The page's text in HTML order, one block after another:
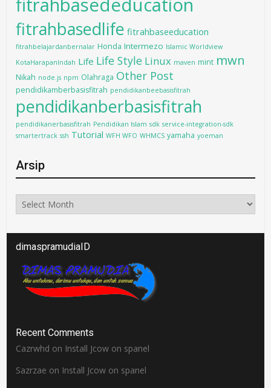
fitrahbasedlife fitrahbaseeducation
fitrahbelajardanbernalar Honda Intermezo Islamic Worldview
KotaHarapanIndah Life Life Style Linux maven mint mwn
Nikah node.js npm Olahraga Other Post
pendidikamberbasisfitrah pendidikanbeebasisfitrah
pendidikanberbasisfitrah
pendidikanerbasisfitrah Pendidikan Islam sdk service-integration-sdk
smartertrack ssh Tutorial WFH WFO WHMCS yamaha yoeman
Arsip
Arsip
dimaspramudiaID
Recent Comments
Cazrwhd on Install Jcow on spanel
Sazrzae on Install Jcow on spanel